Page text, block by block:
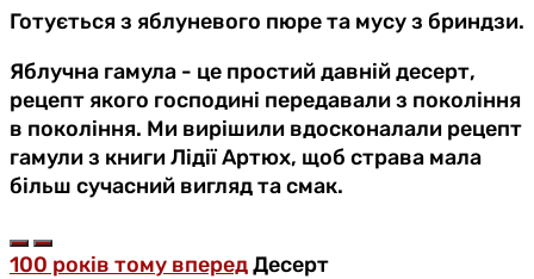
Готується з яблуневого пюре та мусу з бриндзи.
Яблучна гамула - це простий давній десерт,
рецепт якого господині передавали з покоління
в покоління. Ми вирішили вдосконалали рецепт
гамули з книги Лідії Артюх, щоб страва мала
більш сучасний вигляд та смак.
100 років тому впередДесерт